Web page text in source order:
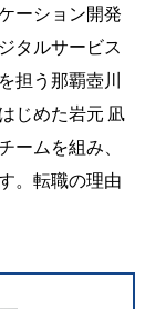
ーション開発
タルサービス
担う那覇壺川
じめた岩元 凪
ームを組み、
。転職の理由